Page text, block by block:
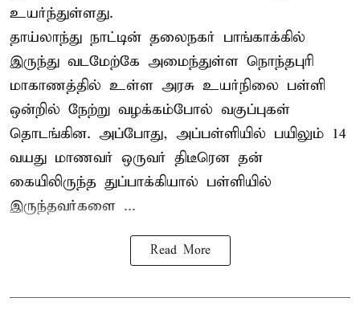
உயர்ந்துள்ளது.
தாய்லாந்து நாட்டின் தலைநகர் பாங்காக்கில்
இருந்து வடமேற்கே அமைந்துள்ள நொந்தபுரி
மாகாணத்தில் உள்ள அரசு உயர்நிலை பள்ளி
ஒன்றில் நேற்று வழக்கம்போல் வகுப்புகள்
தொடங்கின. அப்போது, அப்பள்ளியில் பயிலும் 14
வயது மாணவர் ஒருவர் திடீரென தன்
கையிலிருந்த துப்பாக்கியால் பள்ளியில்
இருந்தவர்களை ...
Read More